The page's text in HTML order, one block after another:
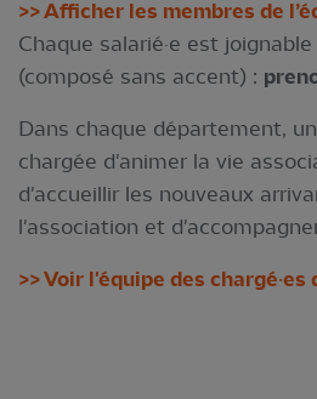
>> Afficher les membres de
Chaque salarié·e est
(composé sans accent) :
Dans chaque département,
chargée d'animer la vie
d'accueillir les nouveaux
l'association et
>> Voir l'équipe des